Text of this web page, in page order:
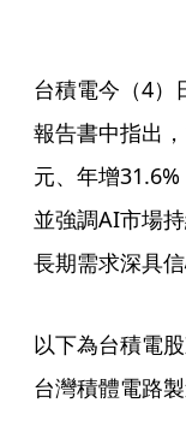
台積電今（4）
報告書中指出
元、年增
並強調AI市場
長期需求深具信
以下為台積電
台灣積體電路